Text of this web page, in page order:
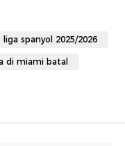
liga spanyol 2025/2026
di miami batal